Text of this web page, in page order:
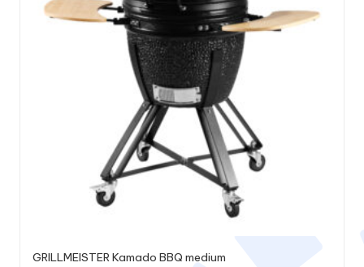
GRILLMEISTER Kamado BBQ medium